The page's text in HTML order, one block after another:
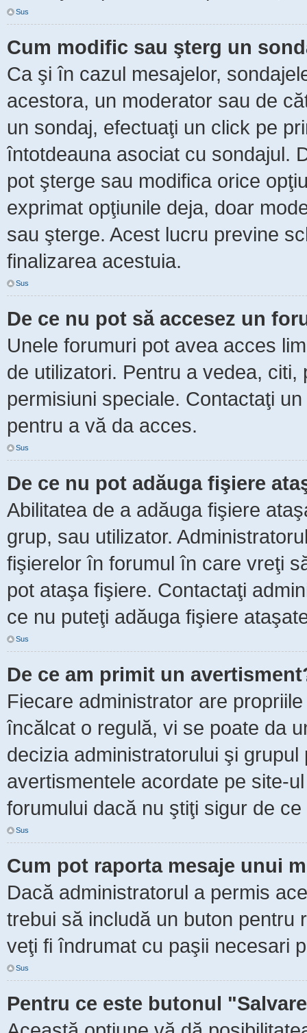
Sus
Cum modific sau şterg un
Ca şi în cazul mesajelor,
acestora, un moderator sau de
un sondaj, efectuaţi un click pe
întotdeauna asociat cu sondajul.
pot şterge sau modifica orice
exprimat opţiunile deja, doar
sau şterge. Acest lucru previne
finalizarea acestuia.
Sus
De ce nu pot să accesez un
Unele forumuri pot avea acces
de utilizatori. Pentru a vedea,
permisiuni speciale. Contactaţi
pentru a vă da acces.
Sus
De ce nu pot adăuga fişiere
Abilitatea de a adăuga fişiere
grup, sau utilizator.
fişierelor în forumul în care vreţi
pot ataşa fişiere. Contactaţi
ce nu puteţi adăuga fişiere
Sus
De ce am primit un
Fiecare administrator are
încălcat o regulă, vi se poate da
decizia administratorului şi
avertismentele acordate pe site-
forumului dacă nu ştiţi sigur de
Sus
Cum pot raporta mesaje unui
Dacă administratorul a permis
trebui să includă un buton pentru
veţi fi îndrumat cu paşii necesari
Sus
Pentru ce este butonul